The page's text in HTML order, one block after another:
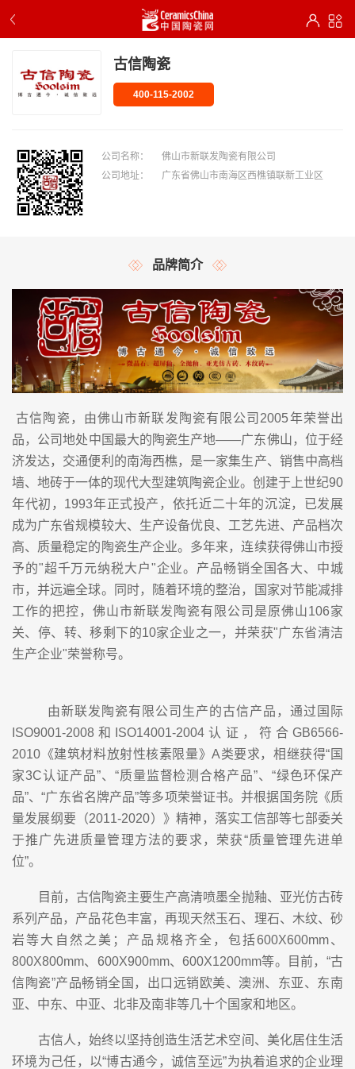
古信陶瓷
400-115-2002
公司名称：
佛山市新联发陶瓷有限公司
公司地址：
广东省佛山市南海区西樵镇联新工业区
品牌简介
古信陶瓷，由佛山市新联发陶瓷有限公司2005年荣誉出
品，公司地处中国最大的陶瓷生产地——广东佛山，位于经
济发达，交通便利的南海西樵，是一家集生产、销售中高档
墙、地砖于一体的现代大型建筑陶瓷企业。创建于上世纪90
年代初，1993年正式投产，依托近二十年的沉淀，已发展
成为广东省规模较大、生产设备优良、工艺先进、产品档次
高、质量稳定的陶瓷生产企业。多年来，连续获得佛山市授
予的"超千万元纳税大户"企业。产品畅销全国各大、中城
市，并远遍全球。同时，随着环境的整治，国家对节能减排
工作的把控，佛山市新联发陶瓷有限公司是原佛山106家
关、停、转、移剩下的10家企业之一，并荣获"广东省清洁
生产企业"荣誉称号。
由新联发陶瓷有限公司生产的古信产品，通过国际
ISO9001-2008和ISO14001-2004认证，符合GB6566-
2010《建筑材料放射性核素限量》A类要求，相继获得“国
家3C认证产品”、“质量监督检测合格产品”、“绿色环保产
品”、“广东省名牌产品”等多项荣誉证书。并根据国务院《质
量发展纲要（2011-2020）》精神，落实工信部等七部委关
于推广先进质量管理方法的要求，荣获“质量管理先进单
位”。
目前，古信陶瓷主要生产高清喷墨全抛釉、亚光仿古砖
系列产品，产品花色丰富，再现天然玉石、理石、木纹、砂
岩等大自然之美；产品规格齐全，包括600X600mm、
800X800mm、600X900mm、600X1200mm等。目前，“古
信陶瓷”产品畅销全国，出口远销欧美、澳洲、东亚、东南
亚、中东、中亚、北非及南非等几十个国家和地区。
古信人，始终以坚持创造生活艺术空间、美化居住生活
环境为己任，以“博古通今，诚信至远”为执着追求的企业理